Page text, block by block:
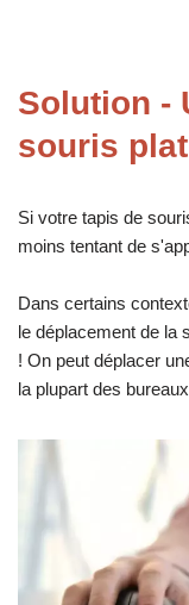
Solution -
souris plat
Si votre tapis de
moins tentant de
Dans certains
le déplacement de la
! On peut déplacer
la plupart des